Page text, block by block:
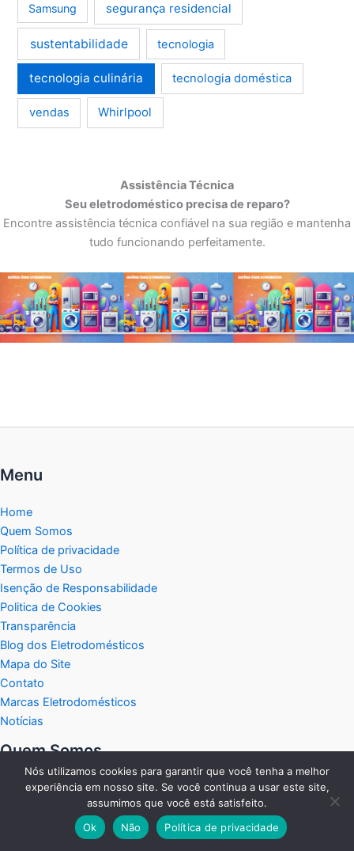
Samsung segurança residencial
sustentabilidade tecnologia
tecnologia culinária tecnologia doméstica
vendas Whirlpool
Assistência Técnica
Seu eletrodoméstico precisa de reparo?
Encontre assistência técnica confiável na sua região e mantenha
tudo funcionando perfeitamente.
Menu
Home
Quem Somos
Política de privacidade
Termos de Uso
Isenção de Responsabilidade
Politica de Cookies
Transparência
Blog dos Eletrodomésticos
Mapa do Site
Contato
Marcas Eletrodomésticos
Notícias
Quem Somos
Bem-vindo aoPortal Eletrodomésticos, sua fonte completa para
tudo relacionado ao mundo dos eletrodomésticos.
Nós utilizamos cookies para garantir que você tenha a melhor
experiência em nosso site. Se você continua a usar este site,
assumimos que você está satisfeito.
Ok
Não Política de privacidade